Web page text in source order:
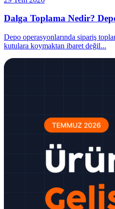
Dalga Toplama Nedir?
Depo operasyonlarında sipariş
kutulara koymaktan ibaret değil...